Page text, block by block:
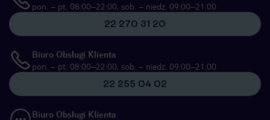
pon. – pt. 08:00–22:00, sob. – niedz. 09:00–21:00
22 270 31 20
Biuro Obsługi Klienta
pon. – pt. 08:00–22:00, sob. – niedz. 09:00–21:00
22 255 04 02
Biuro Obsługi Klienta